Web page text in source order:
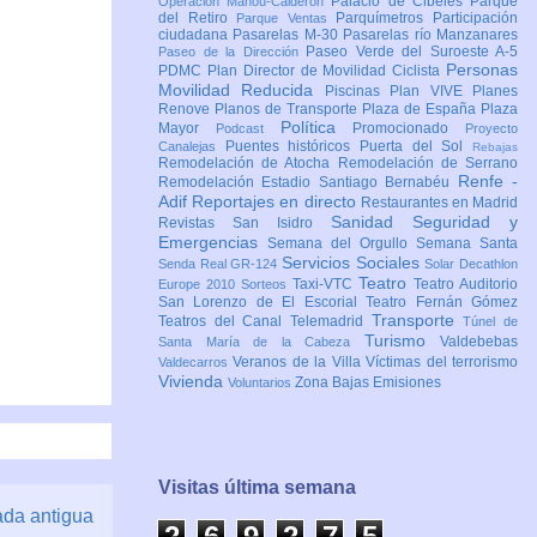
antigua
del Retiro
Parque Ventas Parquímetros
Participación
ciudadana Pasarelas M-30 Pasarelas río Manzanares
Paseo de la Dirección
Paseo Verde del Suroeste A-5
PDMC Plan Director de Movilidad Ciclista Personas
Movilidad Reducida
Piscinas Plan VIVE
Planes
Renove Planos de Transporte Plaza de España Plaza
Mayor
Podcast Política Promocionado
Proyecto
Canalejas
Puentes históricos Puerta del Sol Rebajas
Remodelación de Atocha
Remodelación de Serrano
Remodelación Estadio Santiago Bernabéu Renfe -
Adif Reportajes en directo Restaurantes en Madrid
Revistas San Isidro Sanidad Seguridad y
Emergencias Semana del Orgullo Semana Santa
Senda Real GR-124 Servicios SocialesSolar Decathlon
Europe 2010 Sorteos Taxi-VTC Teatro Teatro Auditorio
San Lorenzo de El EscorialTeatro Fernán Gómez
Teatros del Canal Telemadrid TransporteTúnel de
Santa María de la Cabeza Turismo Valdebebas
ValdecarrosVeranos de la VillaVíctimas del terrorismo
Vivienda Voluntarios Zona Bajas Emisiones
Visitas última semana